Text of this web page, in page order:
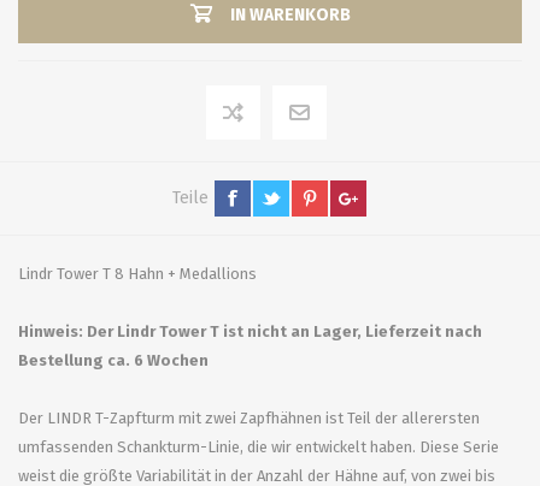
IN WARENKORB
Teile
Lindr Tower T 8 Hahn + Medallions
Hinweis: Der Lindr Tower T ist nicht an Lager, Lieferzeit nach
Bestellung ca. 6 Wochen
Der LINDR T-Zapfturm mit zwei Zapfhähnen ist Teil der allerersten
umfassenden Schankturm-Linie, die wir entwickelt haben. Diese Serie
weist die größte Variabilität in der Anzahl der Hähne auf, von zwei bis